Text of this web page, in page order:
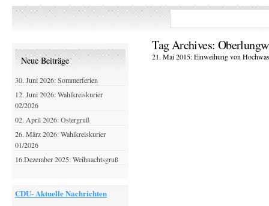
Tag Archives:
21. Mai 2015: Einweihung von
Neue Beiträge
30. Juni 2026: Sommerferien
12. Juni 2026: Wahlkreiskurier
02/2026
02. April 2026: Ostergruß
26. März 2026: Wahlkreiskurier
01/2026
16.Dezember 2025: Weihnachtsgruß
CDU- Aktuelle Nachrichten